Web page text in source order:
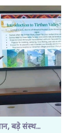
बड़े संस्थ...